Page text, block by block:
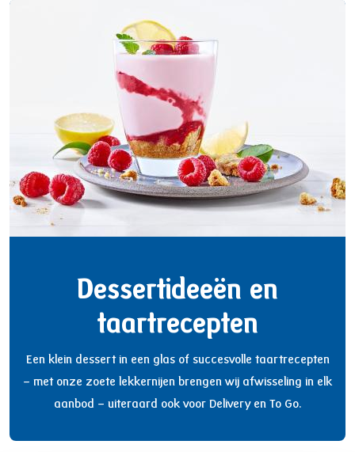
Dessertideeën en
taartrecepten
Een klein dessert in een glas of succesvolle taartrecepten
– met onze zoete lekkernijen brengen wij afwisseling in elk
aanbod – uiteraard ook voor Delivery en To Go.